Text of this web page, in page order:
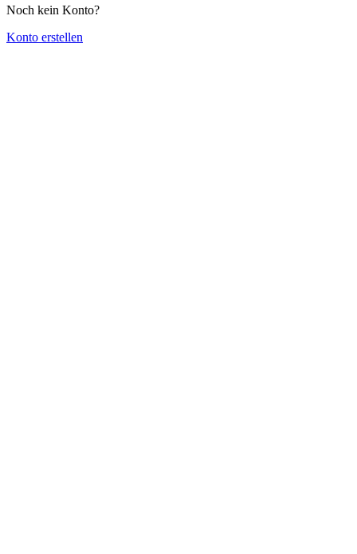
Noch kein Konto?
Konto erstellen